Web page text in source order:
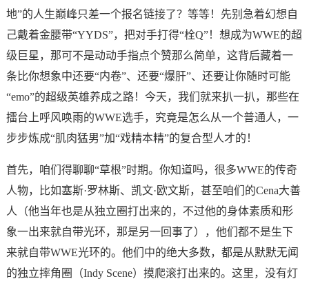
地”的人生巅峰只差一个报名链接了？等等！先别急着幻想自
己戴着金腰带“YYDS”，把对手打得“栓Q”！想成为WWE的超
级巨星，那可不是动动手指点个赞那么简单，这背后藏着一
条比你想象中还要“内卷”、还要“爆肝”、还要让你随时可能
“emo”的超级英雄养成之路！今天，我们就来扒一扒，那些在
擂台上呼风唤雨的WWE选手，究竟是怎么从一个普通人，一
步步炼成“肌肉猛男”加“戏精本精”的复合型人才的！
首先，咱们得聊聊“草根”时期。你知道吗，很多WWE的传奇
人物，比如塞斯·罗林斯、凯文·欧文斯，甚至咱们的Cena大善
人（他当年也是从独立圈打出来的，不过他的身体素质和形
象一出来就自带光环，那是另一回事了），他们都不是生下
来就自带WWE光环的。他们中的绝大多数，都是从默默无闻
的独立摔角圈（Indy Scene）摸爬滚打出来的。这里，没有灯